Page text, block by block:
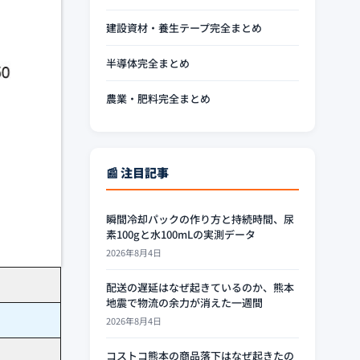
建設資材・養生テープ完全まとめ
半導体完全まとめ
農業・肥料完全まとめ
📰 注目記事
瞬間冷却パックの作り方と持続時間、尿
素100gと水100mLの実測データ
2026年8月4日
配送の遅延はなぜ起きているのか、熊本
地震で物流の余力が消えた一週間
2026年8月4日
コストコ熊本の商品落下はなぜ起きたの